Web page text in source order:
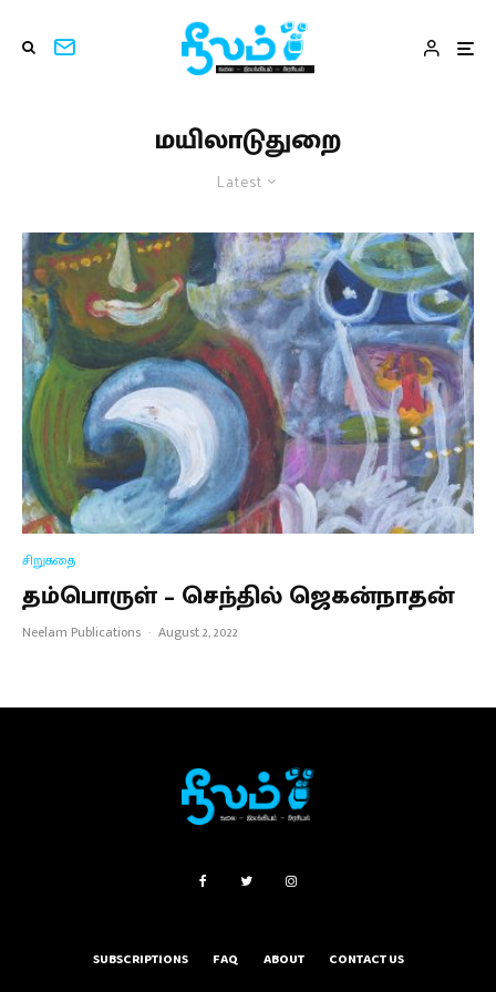
மயிலாடுதுறை
Latest
சிறுகதை
தம்பொருள் – செந்தில் ஜெகன்நாதன்
Neelam Publications · August 2, 2022
SUBSCRIPTIONS FAQ ABOUT CONTACT US